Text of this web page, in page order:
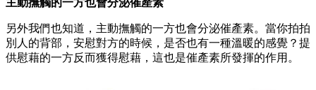
另外我們也知道，主動撫觸的一方也會分泌催產素。當你拍拍
別人的背部，安慰對方的時候，是否也有一種溫暖的感覺？提
供慰藉的一方反而獲得慰藉，這也是催產素所發揮的作用。